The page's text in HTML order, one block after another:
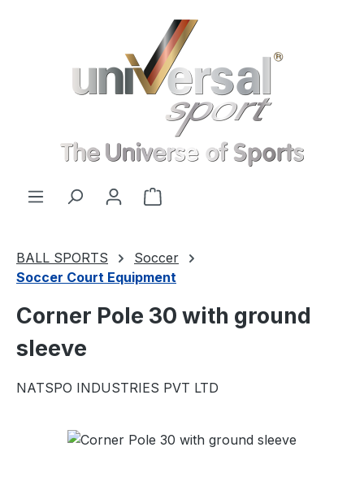
Shopping cart contains 0
BALL SPORTS
Soccer
Soccer Court Equipment
Corner Pole 30 with ground
sleeve
NATSPO INDUSTRIES PVT LTD
Skip image gallery